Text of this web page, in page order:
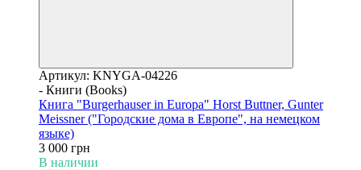
Артикул: KNYGA-04226
- Книги (Books)
Книга "Burgerhauser in Europa" Horst Buttner, Gunter
Meissner ("Городские дома в Европе", на немецком
языке)
3 000 грн
В наличии